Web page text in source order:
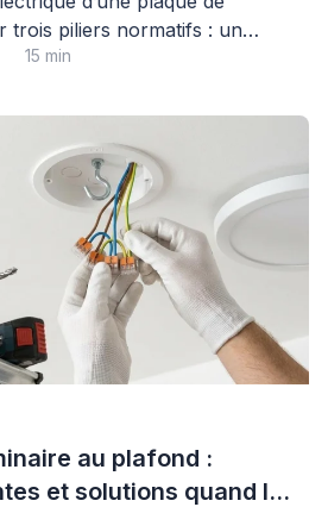
trois piliers normatifs : un
(6 mm² pour les plaques
conforme à la norme NF C 15-
dimensionnées pour
requise. Comprendre ces
15 min
au plafond :
et solutions quand le